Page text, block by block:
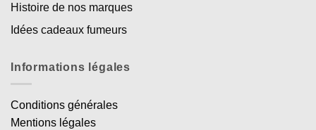
Histoire de nos marques
Idées cadeaux fumeurs
Informations légales
Conditions générales
Mentions légales